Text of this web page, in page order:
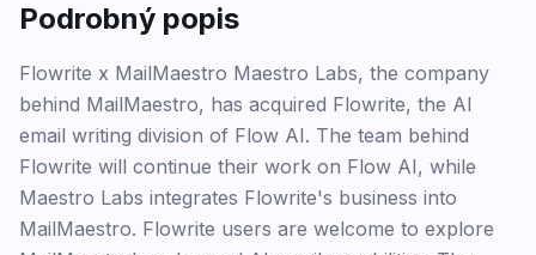
Podrobný popis
Flowrite x MailMaestro Maestro Labs, the company
behind MailMaestro, has acquired Flowrite, the AI
email writing division of Flow AI. The team behind
Flowrite will continue their work on Flow AI, while
Maestro Labs integrates Flowrite's business into
MailMaestro. Flowrite users are welcome to explore